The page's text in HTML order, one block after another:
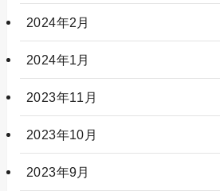
2024年2月
2024年1月
2023年11月
2023年10月
2023年9月